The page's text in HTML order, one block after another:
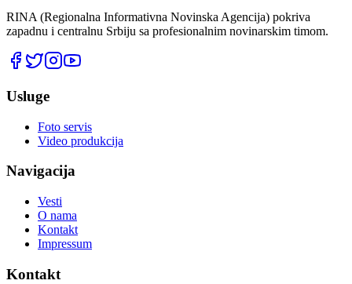
RINA (Regionalna Informativna Novinska Agencija) pokriva
zapadnu i centralnu Srbiju sa profesionalnim novinarskim timom.
Usluge
Foto servis
Video produkcija
Navigacija
Vesti
O nama
Kontakt
Impressum
Kontakt